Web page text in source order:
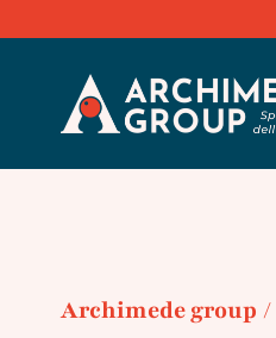
content
Archimede group /